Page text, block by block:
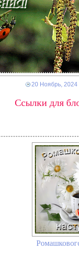
20 Ноябрь, 2024
Ссылки для